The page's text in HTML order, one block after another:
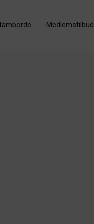
Medlemstilbud